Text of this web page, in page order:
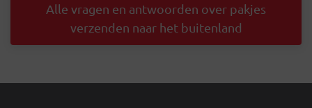
Alle vragen en antwoorden over pakjes
verzenden naar het buitenland